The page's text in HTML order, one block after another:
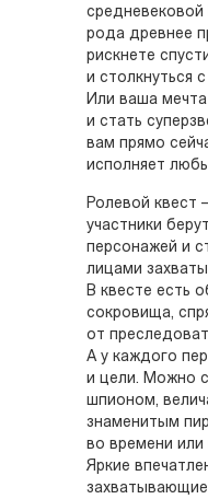
средневековой
рода древнее
рискнете
и столкнуться
Или ваша
и стать
вам прямо
исполняет
Ролевой квест
участники
персонажей и
лицами
В квесте есть
сокровища,
от
А у каждого
и цели. Можно
шпионом,
знаменитым
во времени
Яркие